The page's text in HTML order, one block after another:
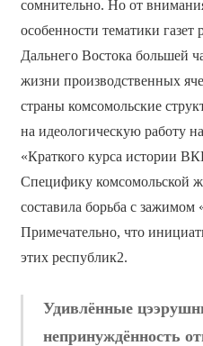
сомнительно. Но от
особенности тематики
Дальнего Востока большей
жизни производственных
страны комсомольские
на идеологическую работу
«Краткого курса истории
Специфику комсомольской
составила борьба с зажимом
Примечательно, что
этих республик2.
Удивлённые
непринуждённость